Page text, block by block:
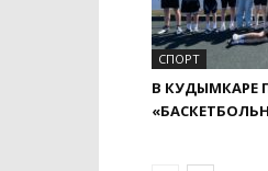
СПОРТ
В КУДЫМКАРЕ